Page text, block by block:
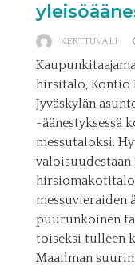
KERTTUVALI
hirsitalo, Kontio
Jyväskylän
-äänestyksessä
messutaloksi.
hirsiomakotitalo
messuvieraiden
puurunkoinen
toiseksi tulleen
Maailman